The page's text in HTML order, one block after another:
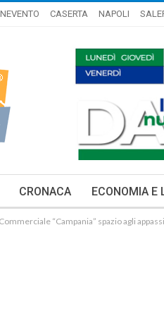
CASERTA NAPOLI
CRONACA ECONOMIA E
“Campania” spazio agli